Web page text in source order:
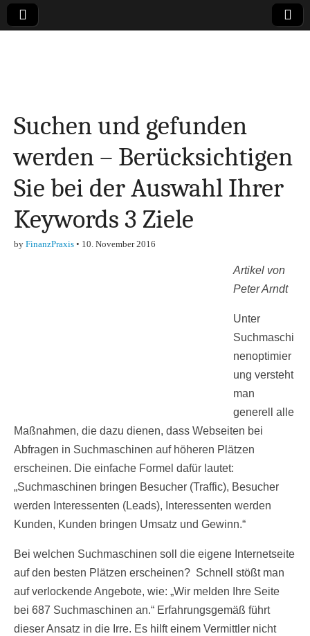
Finanzen,
Marketing-, Vertrieb-
& Investment-Tipps
Suchen und gefunden
werden – Berücksichtigen
Sie bei der Auswahl Ihrer
Keywords 3 Ziele
by FinanzPraxis • 10. November 2016
Artikel von
Peter Arndt
Unter
Suchmaschi
nenoptimier
ung versteht
man
generell alle
Maßnahmen, die dazu dienen, dass Webseiten bei
Abfragen in Suchmaschinen auf höheren Plätzen
erscheinen. Die einfache Formel dafür lautet:
„Suchmaschinen bringen Besucher (Traffic), Besucher
werden Interessenten (Leads), Interessenten werden
Kunden, Kunden bringen Umsatz und Gewinn.“
Bei welchen Suchmaschinen soll die eigene Internetseite
auf den besten Plätzen erscheinen? Schnell stößt man
auf verlockende Angebote, wie: „Wir melden Ihre Seite
bei 687 Suchmaschinen an.“ Erfahrungsgemäß führt
dieser Ansatz in die Irre. Es hilft einem Vermittler nicht